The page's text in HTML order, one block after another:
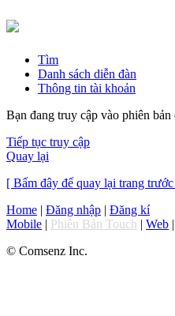
Tìm
Danh sách diễn đàn
Thông tin tài khoản
Bạn đang truy cập vào phiên
Tiếp tục truy cập
Quay lại
[ Bấm đây để quay lại trang
Home | Đăng nhập | Đăng kí
Mobile | Phiên Bản Touch | Web |
© Comsenz Inc.